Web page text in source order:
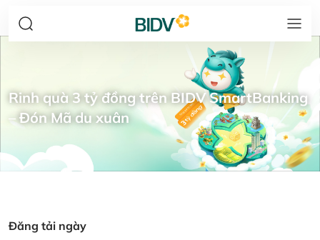
Rinh quà 3 tỷ đồng trên BIDV SmartBanking
– Đón Mã du xuân
Đăng tải ngày